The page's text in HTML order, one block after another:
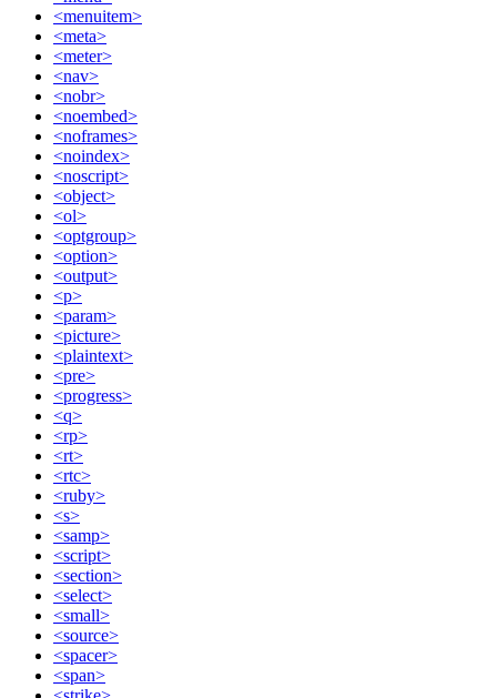
<menuitem>
<meta>
<meter>
<nav>
<nobr>
<noembed>
<noframes>
<noindex>
<noscript>
<object>
<ol>
<optgroup>
<option>
<output>
<p>
<param>
<picture>
<plaintext>
<pre>
<progress>
<q>
<rp>
<rt>
<rtc>
<ruby>
<s>
<samp>
<script>
<section>
<select>
<small>
<source>
<spacer>
<span>